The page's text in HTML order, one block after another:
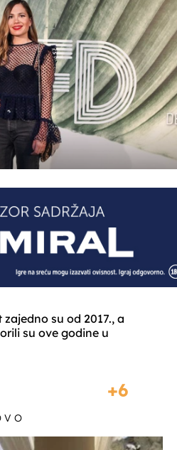
su od 2017., a
su ove godine u
6
OBAVIJESTI